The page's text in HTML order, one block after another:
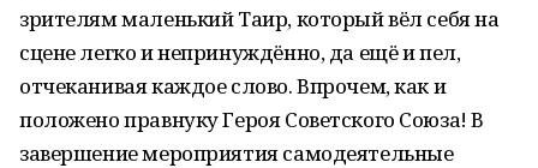
зрителям маленький Таир, который вёл себя на
сцене легко и непринуждённо, да ещё и пел,
отчеканивая каждое слово. Впрочем, как и
положено правнуку Героя Советского Союза! В
завершение мероприятия самодеятельные